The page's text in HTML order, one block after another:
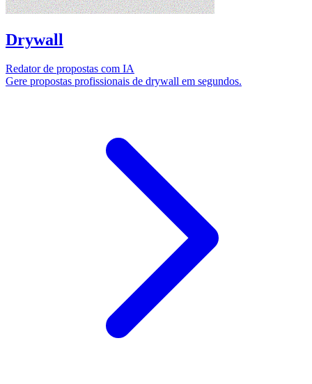
Drywall
Redator de propostas com IA
Gere propostas profissionais de drywall em segundos.